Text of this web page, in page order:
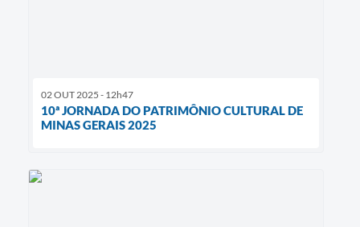
02 OUT 2025 - 12h47
10ª JORNADA DO PATRIMÔNIO CULTURAL DE
MINAS GERAIS 2025